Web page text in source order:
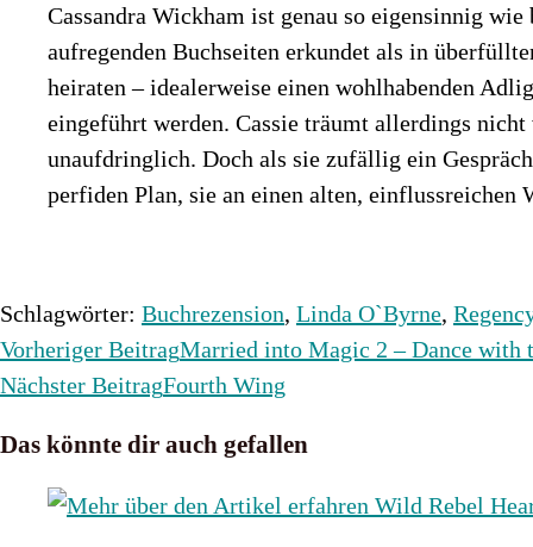
Cassandra Wickham ist genau so eigensinnig
aufregenden Buchseiten erkundet als in
heiraten – idealerweise einen wohlhabenden
eingeführt werden. Cassie träumt allerdings
unaufdringlich. Doch als sie zufällig ein
perfiden Plan, sie an einen alten,
Schlagwörter: Buchrezension, Linda O`Byrne,
Weitere
Artikel
Vorheriger BeitragMarried into Magic 2 – Dance with
Nächster BeitragFourth Wing
Das könnte dir auch gefallen